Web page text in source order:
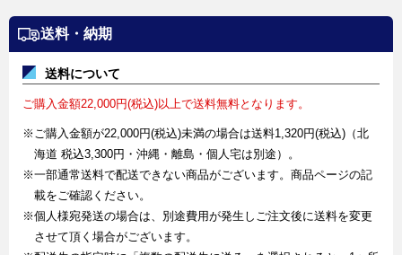
送料・納期
送料について
ご購入金額22,000円(税込)以上で送料無料となります。
※ご購入金額が22,000円(税込)未満の場合は送料1,320円(税込)（北
海道 税込3,300円・沖縄・離島・個人宅は別途）。
※一部通常送料で配送できない商品がございます。商品ページの記
載をご確認ください。
※個人様宛発送の場合は、別途費用が発生しご注文後に送料を変更
させて頂く場合がございます。